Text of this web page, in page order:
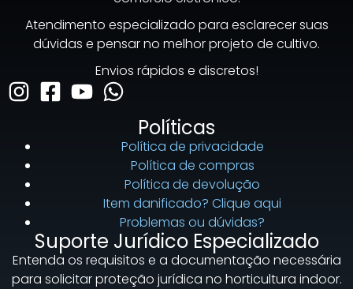
Atendimento especializado para esclarecer suas
dúvidas e pensar no melhor projeto de cultivo.
Envios rápidos e discretos!
Políticas
Política de privacidade
Política de compras
Política de devolução
Item danificado? Clique aqui
Problemas ou dúvidas?
Suporte Jurídico Especializado
Entenda os requisitos e a documentação necessária
para solicitar proteção jurídica no horticultura indoor.